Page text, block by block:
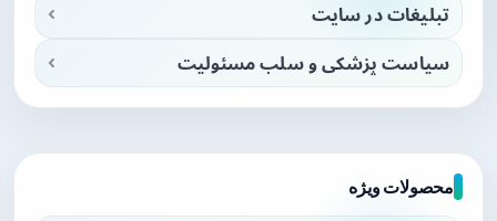
تبلیغات در سایت
سیاست پزشکی و سلب مسئولیت
محصولات ویژه